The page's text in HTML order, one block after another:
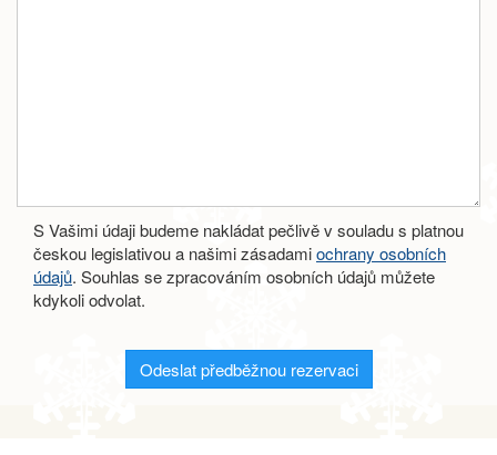
S Vašimi údaji budeme nakládat pečlivě v souladu s platnou
českou legislativou a našimi zásadamiochrany osobních
údajů. Souhlas se zpracováním osobních údajů můžete
kdykoli odvolat.
Odeslat předběžnou rezervaci